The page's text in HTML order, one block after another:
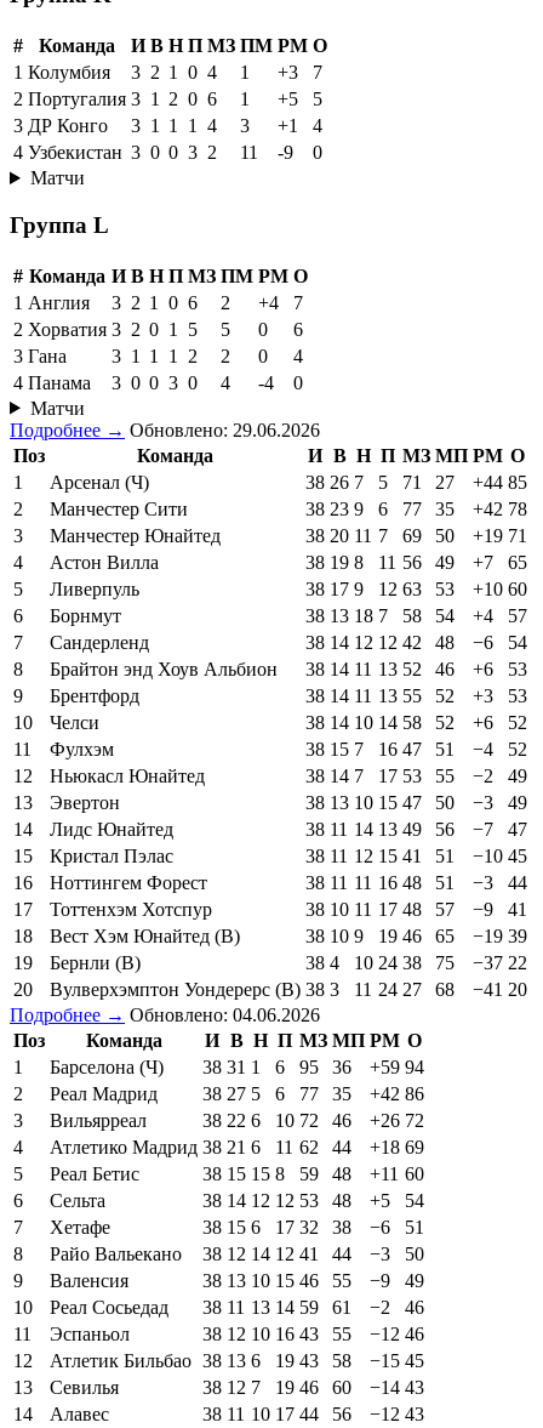
# Команда И В Н П МЗ ПМ РМ О
1 Колумбия 3 2 1 0 4 1 +3
7
2 Португалия 3 1 2 0 6 1 +5
5
3 ДР Конго 3 1 1 1 4 3 +1
4
4 Узбекистан 3 0 0 3 2 11 -9
0
Матчи
Группа L
# Команда И В Н П МЗ ПМ РМ О
1 Англия 3 2 1 0 6 2 +4
7
2 Хорватия 3 2 0 1 5 5 0
6
3 Гана 3 1 1 1 2 2 0
4
4 Панама 3 0 0 3 0 4 -4
0
Матчи
Подробнее → Обновлено: 29.06.2026
Поз
Команда И В Н П МЗ МП РМ О
1
Арсенал (Ч) 38 26 7 5 71 27 +44 85
2
Манчестер Сити 38 23 9 6 77 35 +42 78
3
Манчестер Юнайтед 38 20 11 7 69 50 +19 71
4
Астон Вилла 38 19 8 11 56 49 +7
65
5
Ливерпуль 38 17 9 12 63 53 +10 60
6
Борнмут 38 13 18 7 58 54 +4
57
7
Сандерленд 38 14 12 12 42 48 −6
54
8
Брайтон энд Хоув Альбион 38 14 11 13 52 46 +6
53
9
Брентфорд 38 14 11 13 55 52 +3
53
10
Челси 38 14 10 14 58 52 +6
52
11
Фулхэм 38 15 7 16 47 51 −4
52
12
Ньюкасл Юнайтед 38 14 7 17 53 55 −2
49
13
Эвертон 38 13 10 15 47 50 −3
49
14
Лидс Юнайтед 38 11 14 13 49 56 −7
47
15
Кристал Пэлас 38 11 12 15 41 51 −10 45
16
Ноттингем Форест 38 11 11 16 48 51 −3
44
17
Тоттенхэм Хотспур 38 10 11 17 48 57 −9
41
18
Вест Хэм Юнайтед (В) 38 10 9 19 46 65 −19 39
19
Бернли (В) 38 4 10 24 38 75 −37 22
20
Вулверхэмптон Уондерерс (В) 38 3 11 24 27 68 −41 20
Подробнее → Обновлено: 04.06.2026
Поз
Команда И В Н П МЗ МП РМ О
1
Барселона (Ч) 38 31 1 6 95 36 +59 94
2
Реал Мадрид 38 27 5 6 77 35 +42 86
3
Вильярреал 38 22 6 10 72 46 +26 72
4
Атлетико Мадрид 38 21 6 11 62 44 +18 69
5
Реал Бетис 38 15 15 8 59 48 +11 60
6
Сельта 38 14 12 12 53 48 +5
54
7
Хетафе 38 15 6 17 32 38 −6
51
8
Райо Вальекано 38 12 14 12 41 44 −3
50
9
Валенсия 38 13 10 15 46 55 −9
49
10
Реал Сосьедад 38 11 13 14 59 61 −2
46
11
Эспаньол 38 12 10 16 43 55 −12 46
12
Атлетик Бильбао 38 13 6 19 43 58 −15 45
13
Севилья 38 12 7 19 46 60 −14 43
14
Алавес 38 11 10 17 44 56 −12 43